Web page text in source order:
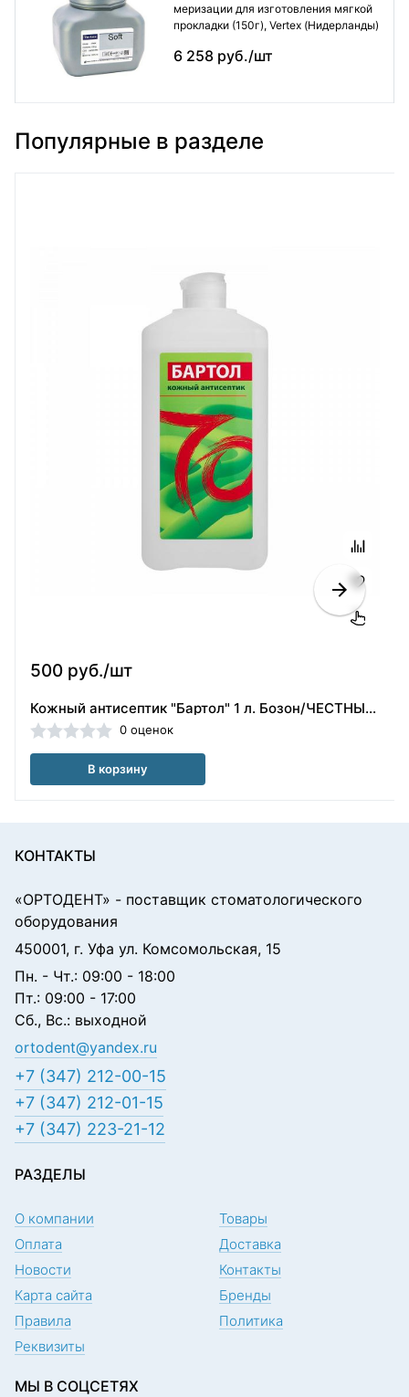
меризации для изготовления мягкой
прокладки (150г), Vertex (Нидерланды)
6 258 руб./шт
Популярные в разделе
500 руб./шт
Кожный антисептик "Бартол" 1 л. Бозон/ЧЕСТНЫЙ ЗНАК
0 оценок
В корзину
КОНТАКТЫ
«ОРТОДЕНТ» - поставщик стоматологического
оборудования
450001, г. Уфа ул. Комсомольская, 15
Пн. - Чт.: 09:00 - 18:00
Пт.: 09:00 - 17:00
Сб., Вс.: выходной
ortodent@yandex.ru
+7 (347) 212-00-15
+7 (347) 212-01-15
+7 (347) 223-21-12
РАЗДЕЛЫ
О компании
Товары
Оплата
Доставка
Новости
Контакты
Карта сайта
Бренды
Правила
Политика
Реквизиты
МЫ В СОЦСЕТЯХ